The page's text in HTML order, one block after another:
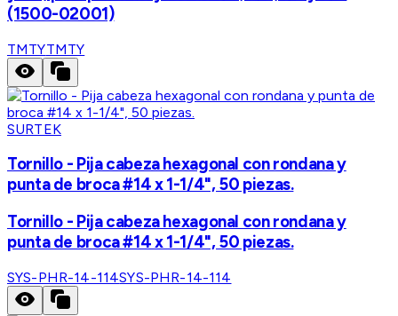
(1500-02001)
TMTYTMTY
SURTEK
Tornillo - Pija cabeza hexagonal con rondana y
punta de broca #14 x 1-1/4", 50 piezas.
Tornillo - Pija cabeza hexagonal con rondana y
punta de broca #14 x 1-1/4", 50 piezas.
SYS-PHR-14-114SYS-PHR-14-114